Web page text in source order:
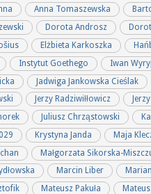
Anna Tomaszewska
Dorota Androsz
Elżbieta Karkoszka
Instytut Goethego
Iwan
Jadwiga Jankowska Cieślak
Jerzy Radziwiłłowicz
Juliusz Chrząstowski
Krystyna Janda
Maja
Małgorzata Sikorska-
Marcin Liber
Mateusz Pakuła